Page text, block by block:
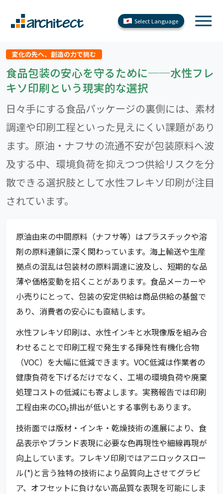
Select Language
変化の先へ、創造の力で挑む
食品包装の安心を守るために──水性フレ
キソ印刷という現実的な選択
日々手にする食品パッケージの裏側には、素材
調達や印刷工程といった見えにくい課題があり
ます。原油・ナフサの流通不安が包装原料へ波
及する中、環境負荷を抑えつつ供給リスクを分
散できる選択肢として水性フレキソ印刷が注目
されています。
原油由来の中間原料（ナフサ等）はプラスチックや溶
剤の原料連鎖に深く関わっています。海上輸送や生産
拠点の混乱は包装材の原料調達に波及し、短期的な品
薄や価格変動を招くことがあります。食品メーカーや
小売りにとって、包装の安定供給は商品供給の基盤で
あり、消費者の安心にも直結します。
水性フレキソ印刷は、水性インキと水現像版を組み合
わせることで印刷工程で発生する揮発性有機化合物
（VOC）を大幅に低減できます。VOC低減は作業者の
健康負荷を下げるだけでなく、工場の環境負荷や廃棄
処理コストの低減にも寄よします。実務報告では印刷
工程由来のCO₂排出が低いとする事例もあります。
技術面では版材・インキ・乾燥技術の進展により、食
品表示やブランド表現に必要な色再現性や細線再現が
向上しています。フレキソ印刷ではアニロックスロー
ル(*)と言う独特の技術により品質向上させてグラビ
ア、オフセットに負けない高品質な表現を可能にしま